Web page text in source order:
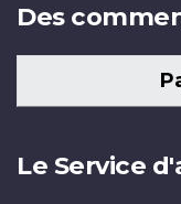
Des
Le Service